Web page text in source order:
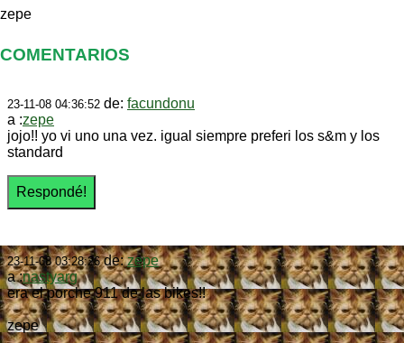
zepe
COMENTARIOS
23-11-08 04:36:52 de: facundonu
a :zepe
jojo!! yo vi uno una vez. igual siempre preferi los s&m y los
standard
23-11-08 03:28:26de:zepe
a :nastyarg
era el porche 911 de las bikes!!
zepe